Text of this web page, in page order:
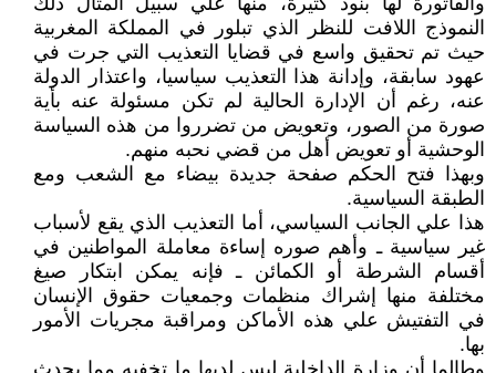
النموذج اللافت للنظر الذي تبلور في المملكة المغربية
حيث تم تحقيق واسع في قضايا التعذيب التي جرت في
عهود سابقة، وإدانة هذا التعذيب سياسيا، واعتذار الدولة
عنه، رغم أن الإدارة الحالية لم تكن مسئولة عنه بأية
صورة من الصور، وتعويض من تضرروا من هذه السياسة
الوحشية أو تعويض أهل من قضي نحبه منهم.
وبهذا فتح الحكم صفحة جديدة بيضاء مع الشعب ومع
الطبقة السياسية.
هذا علي الجانب السياسي، أما التعذيب الذي يقع لأسباب
غير سياسية ـ وأهم صوره إساءة معاملة المواطنين في
أقسام الشرطة أو الكمائن ـ فإنه يمكن ابتكار صيغ
مختلفة منها إشراك منظمات وجمعيات حقوق الإنسان
في التفتيش علي هذه الأماكن ومراقبة مجريات الأمور
بها.